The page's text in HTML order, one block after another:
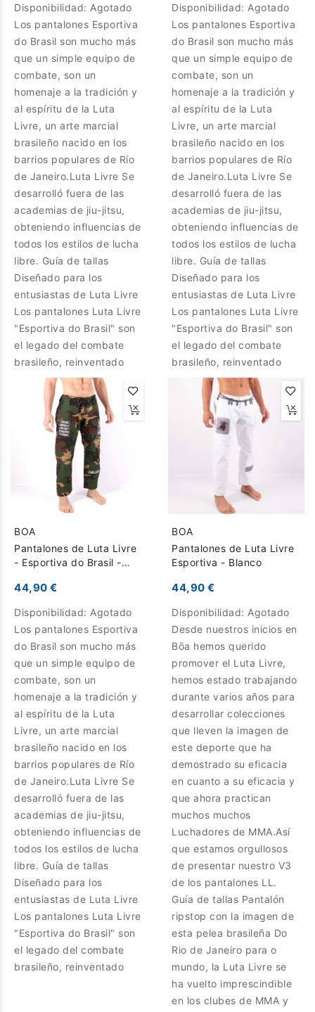
Disponibilidad: Agotado
Los pantalones Esportiva
do Brasil son mucho más
que un simple equipo de
combate, son un
homenaje a la tradición y
al espíritu de la Luta
Livre, un arte marcial
brasileño nacido en los
barrios populares de Río
de Janeiro.Luta Livre Se
desarrolló fuera de las
academias de jiu-jitsu,
obteniendo influencias de
todos los estilos de lucha
libre. Guía de tallas
Diseñado para los
entusiastas de Luta Livre
Los pantalones Luta Livre
"Esportiva do Brasil" son
el legado del combate
brasileño, reinventado
Disponibilidad: Agotado
Los pantalones Esportiva
do Brasil son mucho más
que un simple equipo de
combate, son un
homenaje a la tradición y
al espíritu de la Luta
Livre, un arte marcial
brasileño nacido en los
barrios populares de Río
de Janeiro.Luta Livre Se
desarrolló fuera de las
academias de jiu-jitsu,
obteniendo influencias de
todos los estilos de lucha
libre. Guía de tallas
Diseñado para los
entusiastas de Luta Livre
Los pantalones Luta Livre
"Esportiva do Brasil" son
el legado del combate
brasileño, reinventado
BOA
Pantalones de Luta Livre
- Esportiva do Brasil -
44,90 €
Disponibilidad: Agotado
Los pantalones Esportiva
do Brasil son mucho más
que un simple equipo de
combate, son un
homenaje a la tradición y
al espíritu de la Luta
Livre, un arte marcial
brasileño nacido en los
barrios populares de Río
de Janeiro.Luta Livre Se
desarrolló fuera de las
academias de jiu-jitsu,
obteniendo influencias de
todos los estilos de lucha
libre. Guía de tallas
Diseñado para los
entusiastas de Luta Livre
Los pantalones Luta Livre
"Esportiva do Brasil" son
el legado del combate
brasileño, reinventado
BOA
Pantalones de Luta Livre
Esportiva - Blanco
44,90 €
Disponibilidad: Agotado
Desde nuestros inicios en
Bōa hemos querido
promover el Luta Livre,
hemos estado trabajando
durante varios años para
desarrollar colecciones
que lleven la imagen de
este deporte que ha
demostrado su eficacia
en cuanto a su eficacia y
que ahora practican
muchos muchos
Luchadores de MMA.Así
que estamos orgullosos
de presentar nuestro V3
de los pantalones LL.
Guía de tallas Pantalón
ripstop con la imagen de
esta pelea brasileña Do
Rio de Janeiro para o
mundo, la Luta Livre se
ha vuelto imprescindible
en los clubes de MMA y